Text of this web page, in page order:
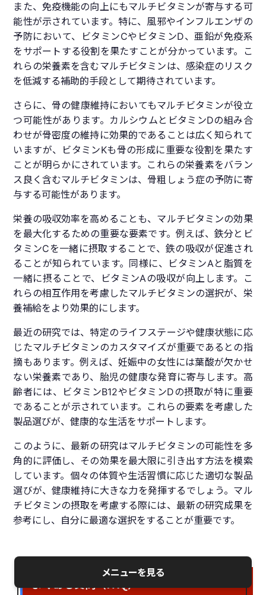
また、免疫機能の向上にもマルチビタミンが寄与する可
能性が示されています。特に、風邪やインフルエンザの
予防において、ビタミンCやビタミンD、亜鉛が免疫系
をサポートする役割を果たすことが分かっています。こ
れらの栄養素を含むマルチビタミンは、感染症のリスク
を低減する補助的手段として期待されています。
さらに、骨の健康維持においてもマルチビタミンが役立
つ可能性があります。カルシウムとビタミンDの組み合
わせが骨密度の維持に効果的であることは広く知られて
いますが、ビタミンKも骨の形成に重要な役割を果たす
ことが明らかにされています。これらの栄養素をバラン
ス良く含むマルチビタミンは、骨粗しょう症の予防に寄
与する可能性があります。
栄養の吸収効率を高めることも、マルチビタミンの効果
を最大化するための重要な要素です。例えば、鉄分とビ
タミンCを一緒に摂取することで、鉄の吸収が促進され
ることが知られています。同様に、ビタミンAと脂質を
一緒に摂ることで、ビタミンAの吸収が向上します。こ
れらの相互作用を考慮したマルチビタミンの選択が、栄
養補給をより効果的にします。
最近の研究では、特定のライフステージや健康状態に応
じたマルチビタミンのカスタマイズが重要であるとの指
摘もあります。例えば、妊娠中の女性には葉酸が欠かせ
ない栄養素であり、胎児の健康な発育に寄与します。高
齢者には、ビタミンB12やビタミンDの摂取が特に重要
であることが示されています。これらの要素を考慮した
製品選びが、健康的な生活をサポートします。
このように、最新の研究はマルチビタミンの可能性を多
角的に評価し、その効果を最大限に引き出す方法を模索
しています。個々の体質や生活習慣に応じた適切な製品
選びが、健康維持に大きな力を発揮するでしょう。マル
チビタミンの摂取を考慮する際には、最新の研究成果を
参考にし、自分に最適な選択をすることが重要です。
メニューを見る